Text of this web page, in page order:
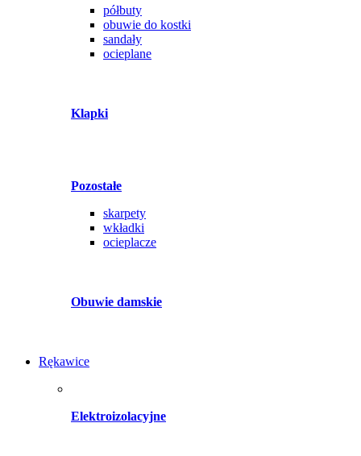
półbuty
obuwie do kostki
sandały
ocieplane
Klapki
Pozostałe
skarpety
wkładki
ocieplacze
Obuwie damskie
Rękawice
Elektroizolacyjne